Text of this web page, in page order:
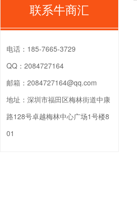
联系牛商汇
电话： 185-7665-3729
QQ： 2084727164
邮箱： 2084727164@qq.com
地址： 深圳市福田区梅林街道中康
路128号卓越梅林中心广场1号楼8
01